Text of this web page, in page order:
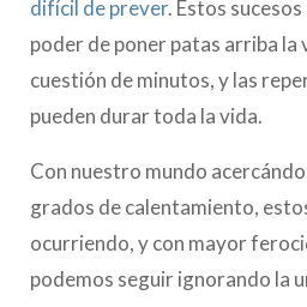
difícil de prever. Estos
poder de poner patas arriba la
cuestión de minutos, y las
pueden durar toda la vida.
Con nuestro mundo
grados de calentamiento,
ocurriendo, y con mayor
podemos seguir ignorando la